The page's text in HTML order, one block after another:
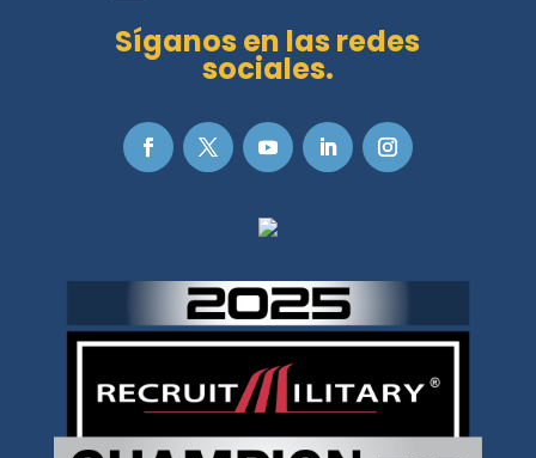
Síganos en las redes
sociales.